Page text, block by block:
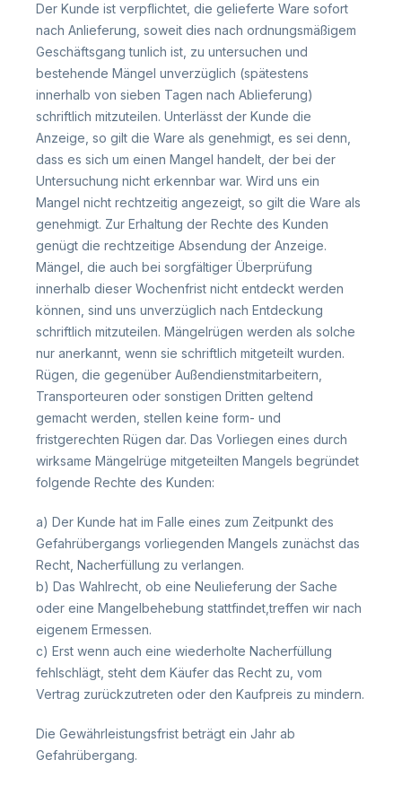
Der Kunde ist verpflichtet, die gelieferte Ware sofort
nach Anlieferung, soweit dies nach ordnungsmäßigem
Geschäftsgang tunlich ist, zu untersuchen und
bestehende Mängel unverzüglich (spätestens
innerhalb von sieben Tagen nach Ablieferung)
schriftlich mitzuteilen. Unterlässt der Kunde die
Anzeige, so gilt die Ware als genehmigt, es sei denn,
dass es sich um einen Mangel handelt, der bei der
Untersuchung nicht erkennbar war. Wird uns ein
Mangel nicht rechtzeitig angezeigt, so gilt die Ware als
genehmigt. Zur Erhaltung der Rechte des Kunden
genügt die rechtzeitige Absendung der Anzeige.
Mängel, die auch bei sorgfältiger Überprüfung
innerhalb dieser Wochenfrist nicht entdeckt werden
können, sind uns unverzüglich nach Entdeckung
schriftlich mitzuteilen. Mängelrügen werden als solche
nur anerkannt, wenn sie schriftlich mitgeteilt wurden.
Rügen, die gegenüber Außendienstmitarbeitern,
Transporteuren oder sonstigen Dritten geltend
gemacht werden, stellen keine form- und
fristgerechten Rügen dar. Das Vorliegen eines durch
wirksame Mängelrüge mitgeteilten Mangels begründet
folgende Rechte des Kunden:
a) Der Kunde hat im Falle eines zum Zeitpunkt des
Gefahrübergangs vorliegenden Mangels zunächst das
Recht, Nacherfüllung zu verlangen.
b) Das Wahlrecht, ob eine Neulieferung der Sache
oder eine Mangelbehebung stattfindet,treffen wir nach
eigenem Ermessen.
c) Erst wenn auch eine wiederholte Nacherfüllung
fehlschlägt, steht dem Käufer das Recht zu, vom
Vertrag zurückzutreten oder den Kaufpreis zu mindern.
Die Gewährleistungsfrist beträgt ein Jahr ab
Gefahrübergang.